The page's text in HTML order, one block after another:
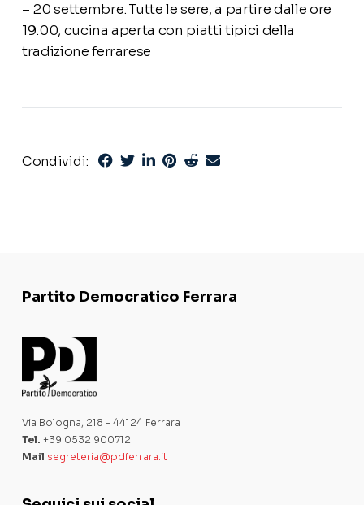
– 20 settembre. Tutte le sere, a partire dalle ore
19.00, cucina aperta con piatti tipici della
tradizione ferrarese
Condividi:
Partito Democratico Ferrara
Via Bologna, 218 - 44124 Ferrara
Tel. +39 0532 900712
Mail segreteria@pdferrara.it